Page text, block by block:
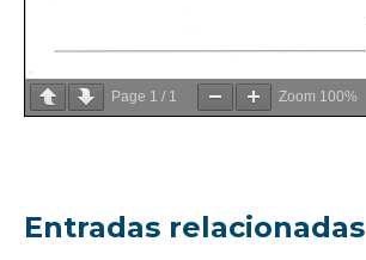
Page 1 / 1 Zoom 100%
Entradas relacionadas